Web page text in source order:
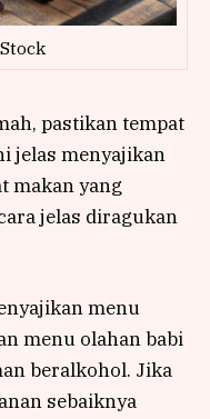
pastikan tempat
jelas menyajikan
makan yang
jelas diragukan
menu
menu olahan babi
beralkohol. Jika
sebaiknya